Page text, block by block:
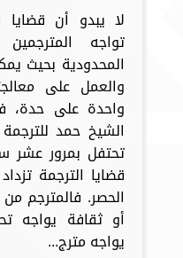
لا يبدو أن قضايا
تواجه
المحدودية بحيث
والعمل على
واحدة على حدة،
الشيخ حمد
تحتفل بمرور عشر
قضايا الترجمة
الحصر. فالمترجم
أو ثقافة يواجه
يواجه مترج...